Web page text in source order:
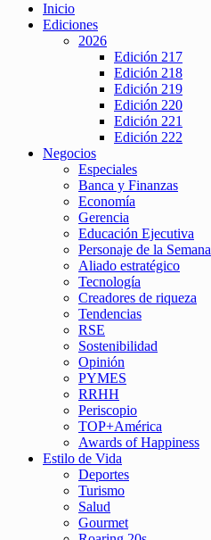
Inicio
Ediciones
2026
Edición 217
Edición 218
Edición 219
Edición 220
Edición 221
Edición 222
Negocios
Especiales
Banca y Finanzas
Economía
Gerencia
Educación Ejecutiva
Personaje de la Semana
Aliado estratégico
Tecnología
Creadores de riqueza
Tendencias
RSE
Sostenibilidad
Opinión
PYMES
RRHH
Periscopio
TOP+América
Awards of Happiness
Estilo de Vida
Deportes
Turismo
Salud
Gourmet